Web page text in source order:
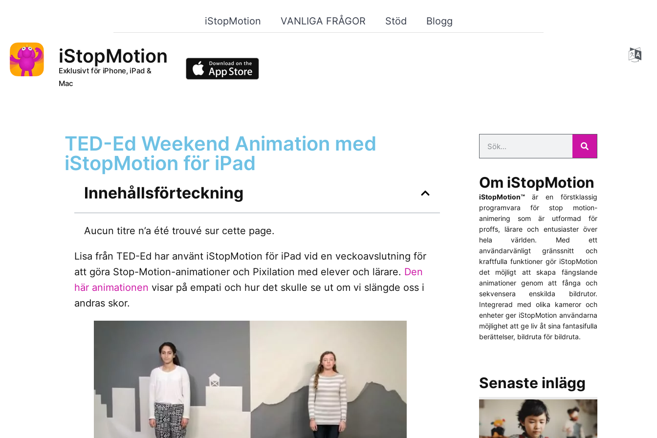
iStopMotion VANLIGA FRÅGOR Stöd Blogg
iStopMotion
Exklusivt för iPhone, iPad &
Mac
TED-Ed Weekend Animation med
iStopMotion för iPad
Innehållsförteckning
Aucun titre n’a été trouvé sur cette page.
Lisa från TED-Ed har använt iStopMotion för iPad vid en veckoavslutning för
att göra Stop-Motion-animationer och Pixilation med elever och lärare. Den
här animationen visar på empati och hur det skulle se ut om vi slängde oss i
andras skor.
Om iStopMotion
iStopMotion™är en förstklassig
programvara för stop motion-
animering som är utformad för
proffs, lärare och entusiaster över
hela världen. Med ett
användarvänligt gränssnitt och
kraftfulla funktioner gör iStopMotion
det möjligt att skapa fängslande
animationer genom att fånga och
sekvensera enskilda bildrutor.
Integrerad med olika kameror och
enheter ger iStopMotion användarna
möjlighet att ge liv åt sina fantasifulla
berättelser, bildruta för bildruta.
Senaste inlägg